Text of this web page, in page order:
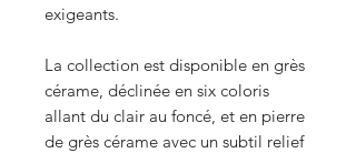
exigeants.
La collection est disponible en grès
cérame, déclinée en six coloris
allant du clair au foncé, et en pierre
de grès cérame avec un subtil relief